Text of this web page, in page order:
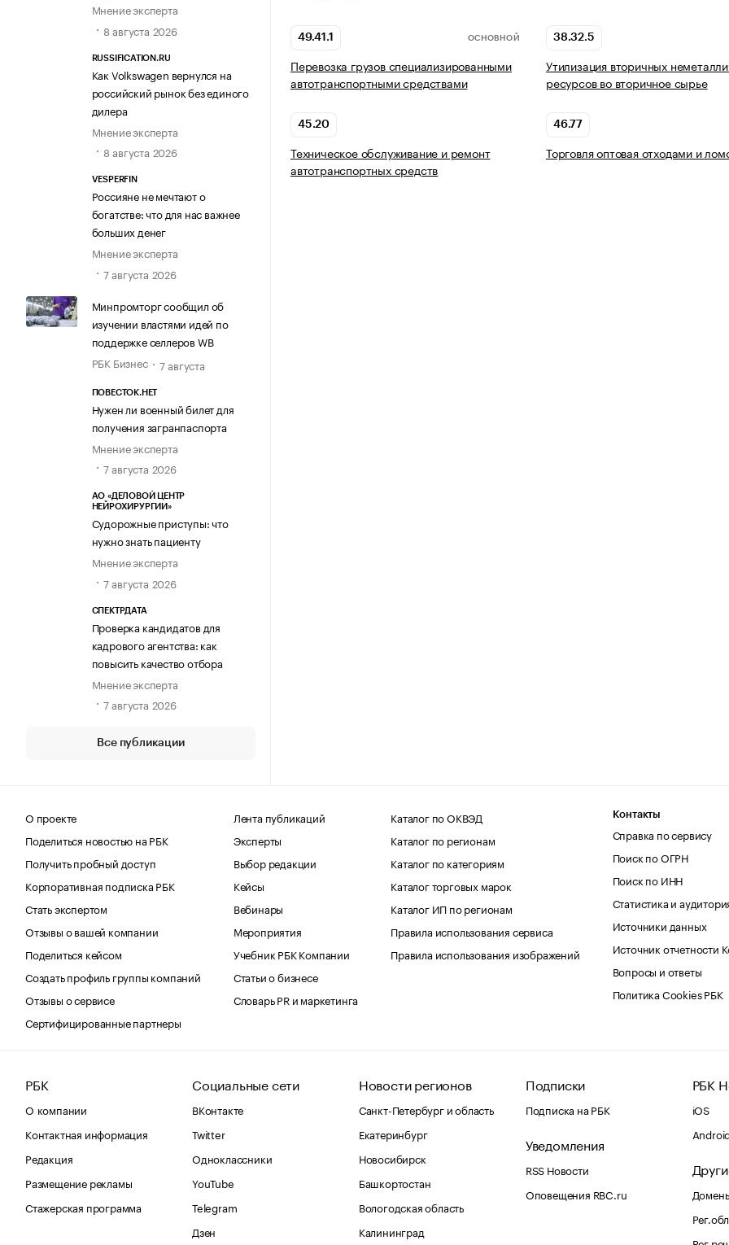
Мнение эксперта
8 августа 2026
RUSSIFICATION.RU
Как Volkswagen вернулся на
российский рынок без единого
дилера
Мнение эксперта
8 августа 2026
VESPERFIN
Россияне не мечтают о
богатстве: что для нас важнее
больших денег
Мнение эксперта
7 августа 2026
Минпромторг сообщил об
изучении властями идей по
поддержке селлеров WB
РБК Бизнес
7 августа
ПОВЕСТОК.НЕТ
Нужен ли военный билет для
получения загранпаспорта
Мнение эксперта
7 августа 2026
АО «ДЕЛОВОЙ ЦЕНТР
НЕЙРОХИРУРГИИ»
Судорожные приступы: что
нужно знать пациенту
Мнение эксперта
7 августа 2026
СПЕКТРДАТА
Проверка кандидатов для
кадрового агентства: как
повысить качество отбора
Мнение эксперта
7 августа 2026
Все публикации
49.41.1 ОСНОВНОЙ
Перевозка грузов специализированными
автотранспортными средствами
38.32.5
Утилизация вторичных
ресурсов во вторичное сырье
45.20
Техническое обслуживание и ремонт
автотранспортных средств
46.77
Торговля оптовая отходами и
О проекте
Поделиться новостью на РБК
Получить пробный доступ
Корпоративная подписка РБК
Стать экспертом
Отзывы о вашей компании
Поделиться кейсом
Создать профиль группы компаний
Отзывы о сервисе
Сертифицированные партнеры
Лента публикаций
Эксперты
Выбор редакции
Кейсы
Вебинары
Мероприятия
Учебник РБК Компании
Статьи о бизнесе
Словарь PR и маркетинга
Каталог по ОКВЭД
Каталог по регионам
Каталог по категориям
Каталог торговых марок
Каталог ИП по регионам
Правила использования сервиса
Правила использования изображений
Контакты
Справка по сервису
Поиск по ОГРН
Поиск по ИНН
Статистика и
Источники данных
Источник отчетности
Вопросы и ответы
Политика Cookies РБК
РБК
О компании
Контактная информация
Редакция
Размещение рекламы
Стажерская программа
Социальные сети
ВКонтакте
Twitter
Одноклассники
YouTube
Telegram
Дзен
Новости регионов
Санкт-Петербург и область
Екатеринбург
Новосибирск
Башкортостан
Вологодская область
Калининград
Подписки
Подписка на РБК
Уведомления
RSS Новости
Оповещения RBC.ru
РБК
iOS